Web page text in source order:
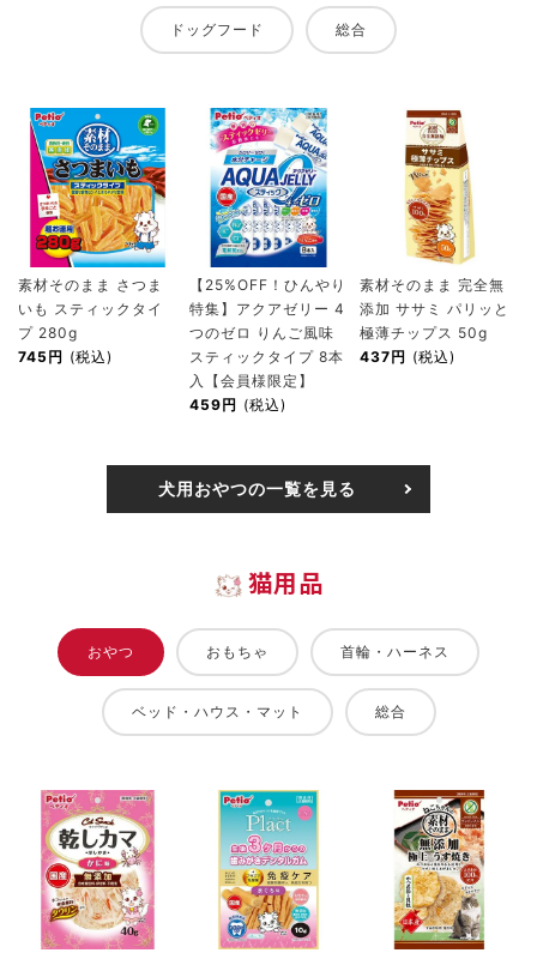
ドッグフード 総合
素材そのまま さつま
いも スティックタイ
プ 280g
745円 (税込)
【25%OFF！ひんやり
特集】アクアゼリー 4
つのゼロ りんご風味
スティックタイプ 8本
入【会員様限定】
459円 (税込)
素材そのまま 完全無
添加 ササミ パリッと
極薄チップス 50g
437円 (税込)
犬用おやつの一覧を見る
猫用品
おやつ おもちゃ 首輪・ハーネス
ベッド・ハウス・マット 総合